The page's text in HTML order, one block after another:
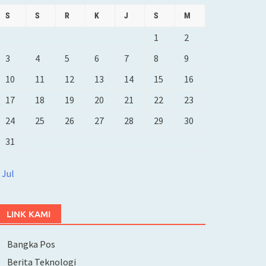
S S R K J S M
1
2
3
4 5 6 7 8
9
10
11 12 13 14 15
16
17
18 19 20 21 22
23
24
25 26 27 28 29
30
31
Jul
LINK KAMI
Bangka Pos
Berita Teknologi